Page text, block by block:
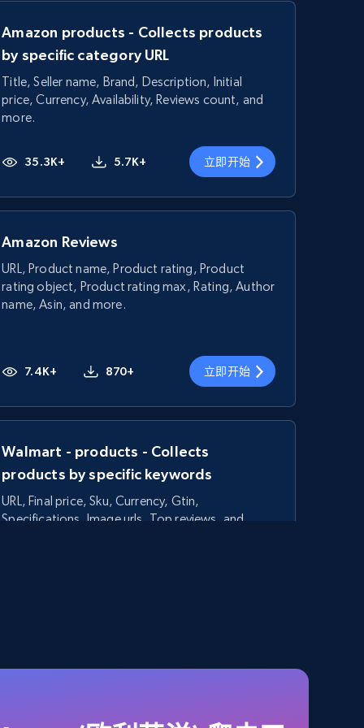
Amazon products - Collects products
by specific category URL
Title, Seller name, Brand, Description, Initial
price, Currency, Availability, Reviews count, and
more.
35.3K+ 5.7K+ 立即开始
Amazon Reviews
URL, Product name, Product rating, Product
rating object, Product rating max, Rating, Author
name, Asin, and more.
7.4K+ 870+ 立即开始
Walmart - products - Collects
products by specific keywords
URL, Final price, Sku, Currency, Gtin,
Specifications, Image urls, Top reviews, and